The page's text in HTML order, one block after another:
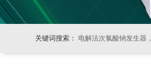
关键词搜索： 电解法次氯酸钠发生器，二氧化氯